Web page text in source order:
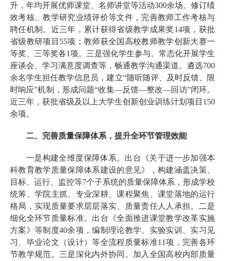
升，年均开展优师课堂、名师讲堂等活动300余场。修订绩
效考核、教学研究业绩评价等文件，完善教师工作考核与
聘任机制。近三年，累计获得省级教学成果奖14项，获批
省级教研项目55项；教师获全国高校教师教学创新大赛一
等奖、三等奖各1项。三是强化学生参与。常态化开展学生
座谈会、学习满意度调查等，畅通教学沟通渠道。遴选700
余名学生担任教学信息员，建立“随听随评、及时反馈、限
时响应”机制，形成问题“收集—反馈—整改—回访”闭环。
近三年，获批省级及以上大学生创新创业训练计划项目150
余项。
二、完善质量保障体系，提升全环节管理效能
一是构建全维度保障体系。出台《关于进一步加强本
科教育教学质量保障体系建设的意见》，构建涵盖决策、
目标、运行、监控等7个子系统的质量保障体系，形成学校
统筹、学院主抓、专业深耕、课程聚焦、课堂落地的运行
格局，实现质量要求层层落实、质量责任人人承担。二是
细化全环节质量标准。出台《全面推进课堂教学改革实施
方案》等制度40余项，编制理论教学、实验实训、实习见
习、毕业论文（设计）等全流程质量标准11项，完善各环
节教学规范。三是深化内外协同。加入全国高校内部质量